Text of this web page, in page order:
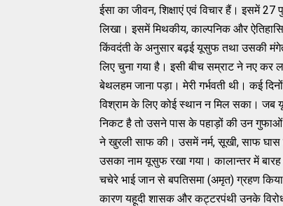
ईसा का जीवन, शिक्षाएं एवं विचार हैं। इसमें
लिखा। इसमें मिथकीय, काल्पनिक और
किंवदंती के अनुसार बढ़ई यूसुफ तथा उसकी
लिए चुना गया है। इसी बीच सम्राट ने नए
बेथलहम जाना पड़ा। मेरी गर्भवती थी। कई
विश्राम के लिए कोई स्थान न मिल सका। जब
निकट है तो उसने पास के पहाड़ों की उन
ने खुरली साफ की। उसमें नर्म, सूखी, साफ घास
उसका नाम यूसुफ रखा गया। कालान्तर में बारह
चचेरे भाई जान से बपतिसमा (अमृत) ग्रहण
कारण यहूदी शासक और कट्टरपंथी उनके